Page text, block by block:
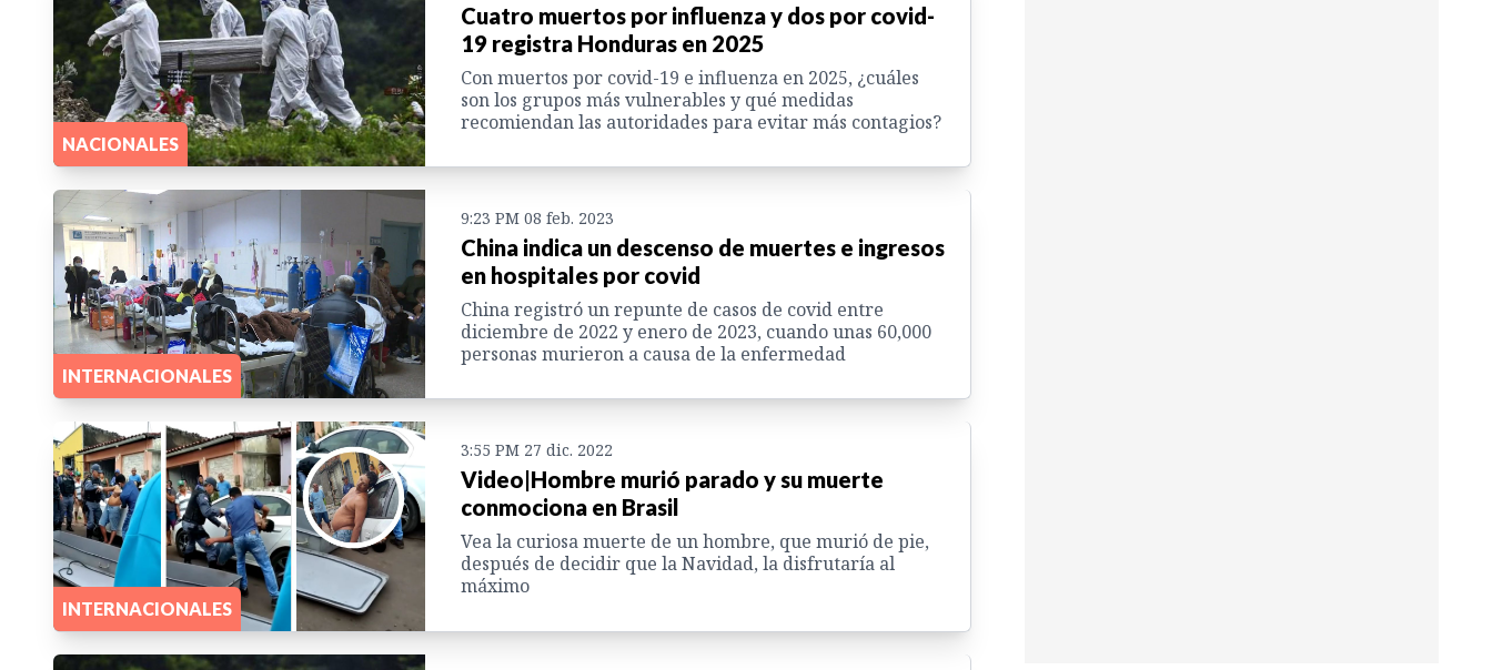
NACIONALES
Cuatro muertos por influenza y dos por covid-
19 registra Honduras en 2025
Con muertos por covid-19 e influenza en 2025, ¿cuáles
son los grupos más vulnerables y qué medidas
recomiendan las autoridades para evitar más contagios?
INTERNACIONALES
9:23 PM 08 feb. 2023
China indica un descenso de muertes e ingresos
en hospitales por covid
China registró un repunte de casos de covid entre
diciembre de 2022 y enero de 2023, cuando unas 60,000
personas murieron a causa de la enfermedad
INTERNACIONALES
3:55 PM 27 dic. 2022
Video|Hombre murió parado y su muerte
conmociona en Brasil
Vea la curiosa muerte de un hombre, que murió de pie,
después de decidir que la Navidad, la disfrutaría al
máximo